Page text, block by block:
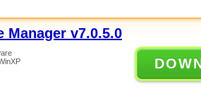
Manager v7.0.5.0